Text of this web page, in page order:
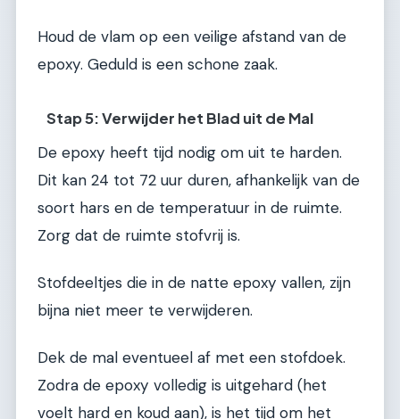
Houd de vlam op een veilige afstand van de
epoxy. Geduld is een schone zaak.
Stap 5: Verwijder het Blad uit de Mal
De epoxy heeft tijd nodig om uit te harden.
Dit kan 24 tot 72 uur duren, afhankelijk van de
soort hars en de temperatuur in de ruimte.
Zorg dat de ruimte stofvrij is.
Stofdeeltjes die in de natte epoxy vallen, zijn
bijna niet meer te verwijderen.
Dek de mal eventueel af met een stofdoek.
Zodra de epoxy volledig is uitgehard (het
voelt hard en koud aan), is het tijd om het